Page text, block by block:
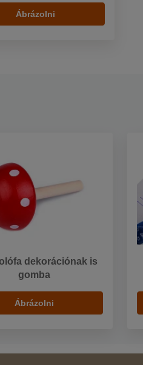
Ábrázolni
dekorációnak is
gomba
Ábrázolni